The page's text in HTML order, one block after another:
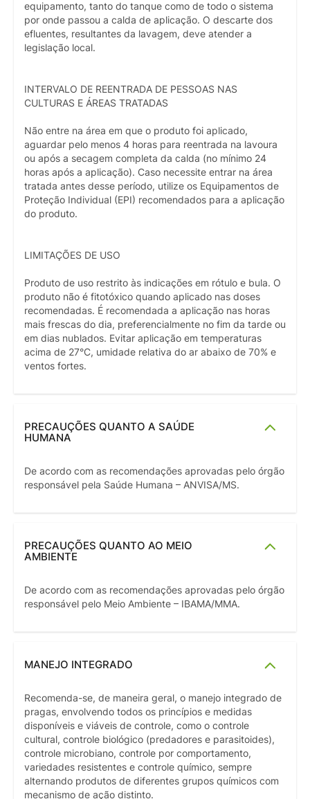
equipamento, tanto do tanque como de todo o sistema
por onde passou a calda de aplicação. O descarte dos
efluentes, resultantes da lavagem, deve atender a
legislação local.
INTERVALO DE REENTRADA DE PESSOAS NAS
CULTURAS E ÁREAS TRATADAS
Não entre na área em que o produto foi aplicado,
aguardar pelo menos 4 horas para reentrada na lavoura
ou após a secagem completa da calda (no mínimo 24
horas após a aplicação). Caso necessite entrar na área
tratada antes desse período, utilize os Equipamentos de
Proteção Individual (EPI) recomendados para a aplicação
do produto.
LIMITAÇÕES DE USO
Produto de uso restrito às indicações em rótulo e bula. O
produto não é fitotóxico quando aplicado nas doses
recomendadas. É recomendada a aplicação nas horas
mais frescas do dia, preferencialmente no fim da tarde ou
em dias nublados. Evitar aplicação em temperaturas
acima de 27°C, umidade relativa do ar abaixo de 70% e
ventos fortes.
PRECAUÇÕES QUANTO A SAÚDE
HUMANA
De acordo com as recomendações aprovadas pelo órgão
responsável pela Saúde Humana – ANVISA/MS.
PRECAUÇÕES QUANTO AO MEIO
AMBIENTE
De acordo com as recomendações aprovadas pelo órgão
responsável pelo Meio Ambiente – IBAMA/MMA.
MANEJO INTEGRADO
Recomenda-se, de maneira geral, o manejo integrado de
pragas, envolvendo todos os princípios e medidas
disponíveis e viáveis de controle, como o controle
cultural, controle biológico (predadores e parasitoides),
controle microbiano, controle por comportamento,
variedades resistentes e controle químico, sempre
alternando produtos de diferentes grupos químicos com
mecanismo de ação distinto.